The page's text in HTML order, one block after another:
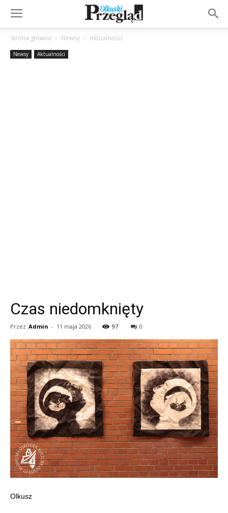
Strona główna Newsy Aktualności
Newsy Aktualności
Czas niedomknięty
Przez Admin - 11 maja 2026 97 0
Olkusz